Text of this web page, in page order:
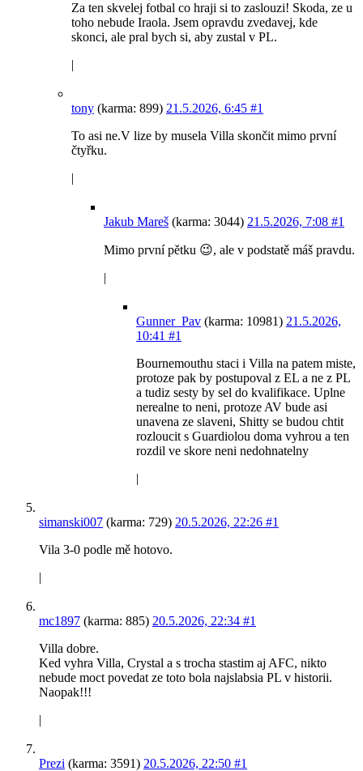
Za ten skvelej fotbal co hraji si to zaslouzi! Skoda, ze u
toho nebude Iraola. Jsem opravdu zvedavej, kde
skonci, ale pral bych si, aby zustal v PL.
|
tony (karma: 899) 21.5.2026, 6:45 #1
To asi ne.V lize by musela Villa skončit mimo první
čtyřku.
|
Jakub Mareš (karma: 3044) 21.5.2026, 7:08 #1
Mimo první pětku 😉, ale v podstatě máš pravdu.
|
Gunner_Pav (karma: 10981) 21.5.2026,
10:41 #1
Bournemouthu staci i Villa na patem miste,
protoze pak by postupoval z EL a ne z PL
a tudiz sesty by sel do kvalifikace. Uplne
nerealne to neni, protoze AV bude asi
unavena ze slaveni, Shitty se budou chtit
rozloucit s Guardiolou doma vyhrou a ten
rozdil ve skore neni nedohnatelny
|
simanski007 (karma: 729) 20.5.2026, 22:26 #1
Vila 3-0 podle mě hotovo.
|
mc1897 (karma: 885) 20.5.2026, 22:34 #1
Villa dobre.
Ked vyhra Villa, Crystal a s trocha stastim aj AFC, nikto
nebude moct povedat ze toto bola najslabsia PL v historii.
Naopak!!!
|
Prezi (karma: 3591) 20.5.2026, 22:50 #1